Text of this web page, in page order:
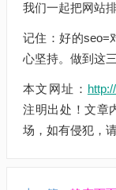
我们一起把网站
记住：好的seo=
心坚持。做到这
本文网址：
注明出处！文章
场，如有侵犯，